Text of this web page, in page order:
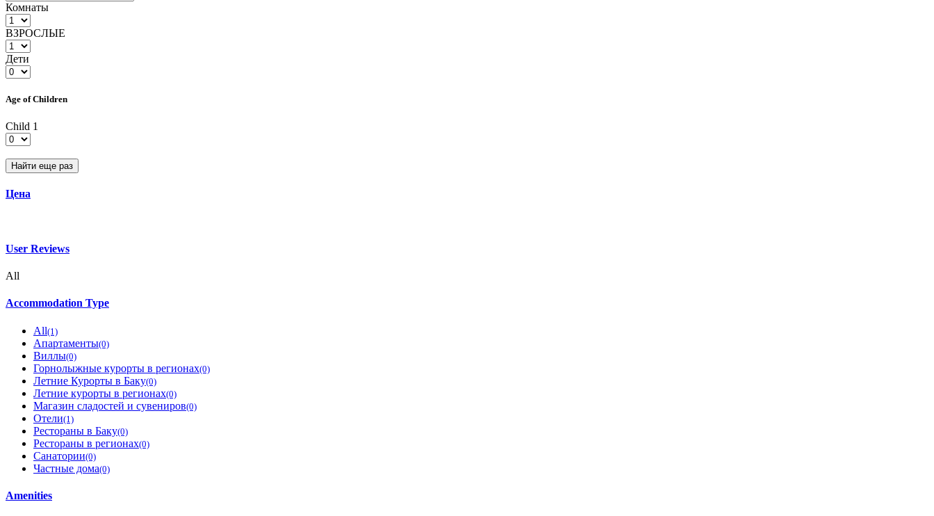
Комнаты
ВЗРОСЛЫЕ
Дети
Age of Children
Child 1
Найти еще раз
Цена
User Reviews
All
Accommodation Type
All(1)
Апартаменты(0)
Виллы(0)
Горнолыжные курорты в регионах(0)
Летние Курорты в Баку(0)
Летние курорты в регионах(0)
Магазин сладостей и сувениров(0)
Отели(1)
Рестораны в Баку(0)
Рестораны в регионах(0)
Санатории(0)
Частные дома(0)
Amenities